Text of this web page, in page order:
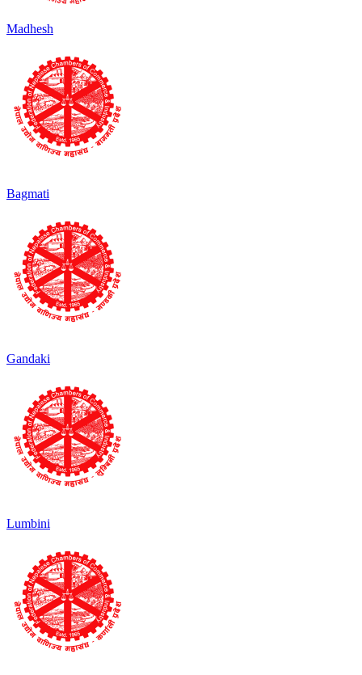
Madhesh
Bagmati
Gandaki
Lumbini